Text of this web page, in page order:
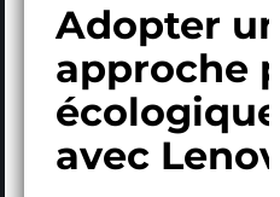
Adopter
approche
écologique
avec